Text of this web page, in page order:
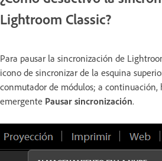
Lightroom Classic?
Para pausar la sincronización de
icono de sincronizar de la esquina
conmutador de módulos; a
emergente Pausar sincronización.